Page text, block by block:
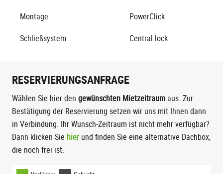
Montage PowerClick
Schließsystem Central lock
RESERVIERUNGSANFRAGE
Wählen Sie hier den gewünschten Mietzeitraum aus. Zur
Bestätigung der Reservierung setzen wir uns mit Ihnen dann
in Verbindung. Ihr Wunsch-Zeitraum ist nicht mehr verfügbar?
Dann klicken Sie hierund finden Sie eine alternative Dachbox,
die noch frei ist.